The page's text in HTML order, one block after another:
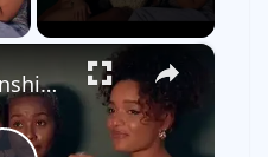
×
When Relationships Hurt